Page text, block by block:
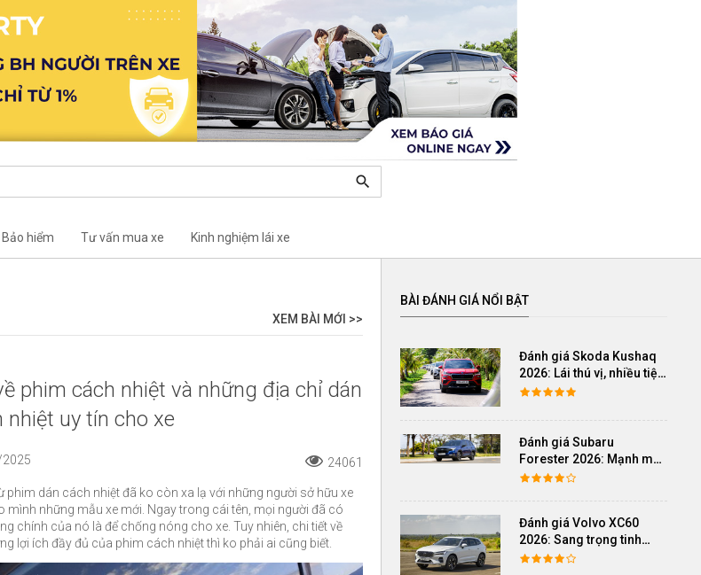
search
Bảo hiểm Tư vấn mua xe Kinh nghiệm lái xe
XEM BÀI MỚI >>
phim cách nhiệt và những địa chỉ dán
nhiệt uy tín cho xe
24061
phim dán cách nhiệt đã ko còn xa lạ với những người sở hữu xe
mình những mẫu xe mới. Ngay trong cái tên, mọi người đã có
chính của nó là để chống nóng cho xe. Tuy nhiên, chi tiết về
lợi ích đầy đủ của phim cách nhiệt thì ko phải ai cũng biết.
BÀI ĐÁNH GIÁ NỔI BẬT
Đánh giá Skoda Kushaq
2026: Lái thú vị, nhiều tiện
nghi, giá cạnh tranh
Đánh giá Subaru
Forester 2026: Mạnh mẽ,
êm ái đi cùng hệ thống
Đánh giá Volvo XC60
2026: Sang trọng tinh
giản, an toàn và đủ khác